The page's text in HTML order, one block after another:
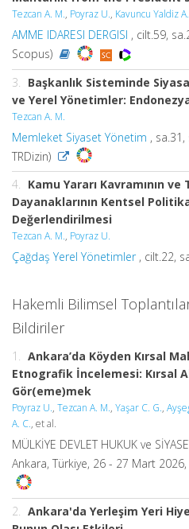
Tezcan A. M., Poyraz U., Kavuncu Yaldiz
AMME IDARESI DERGISI , cilt.59,
Scopus)
3.
Başkanlık Sisteminde
ve Yerel Yönetimler:
Tezcan A. M.
Memleket Siyaset Yönetim ,
TRDizin)
4. Kamu Yararı Kavramının
Dayanaklarının Kentsel
Değerlendirilmesi
Tezcan A. M., Poyraz U.
Çağdaş Yerel Yönetimler, cilt.22,
Hakemli Bilimsel
Bildiriler
1. Ankara’da Köyden Kırsal
Etnografik İncelemesi: Kırsal
Gör(eme)mek
Poyraz U., Tezcan A. M., Yaşar C. G.,
A. C., et al.
MÜLKİYE DEVLET HUKUK ve
Ankara, Türkiye, 26 - 27 Mart
2.
Ankara'da Yerleşim Yeri